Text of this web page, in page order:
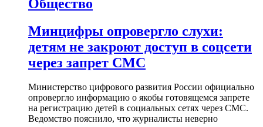
Общество
Минцифры опровергло слухи:
детям не закроют доступ в соцсети
через запрет СМС
Министерство цифрового развития России официально
опровергло информацию о якобы готовящемся запрете
на регистрацию детей в социальных сетях через СМС.
Ведомство пояснило, что журналисты неверно